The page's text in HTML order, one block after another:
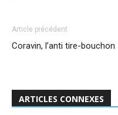
Article précédent
Coravin, l’anti tire-bouchon
ARTICLES CONNEXES